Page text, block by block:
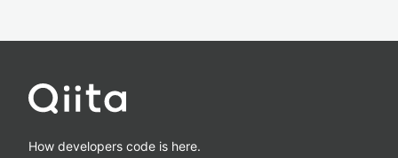
How developers code is here.